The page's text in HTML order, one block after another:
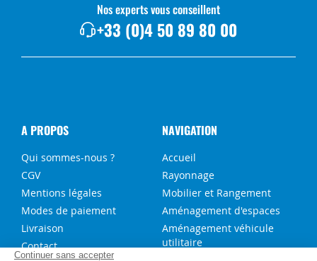
Nos experts vous conseillent
+33 (0)4 50 89 80 00
A PROPOS
Qui sommes-nous ?
CGV
Mentions légales
Modes de paiement
Livraison
Contact
NAVIGATION
Accueil
Rayonnage
Mobilier et Rangement
Aménagement d'espaces
Aménagement véhicule
utilitaire